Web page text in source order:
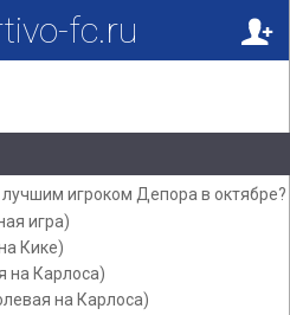
fc.ru
игроком Депора в октябре?
игра)
Кике)
на Карлоса)
на Карлоса)